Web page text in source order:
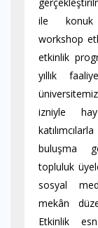
ile konuk
workshop
etkinlik
yıllık
üniversitemiz
izniyle
buluşma
topluluk
sosyal
mekân
Etkinlik